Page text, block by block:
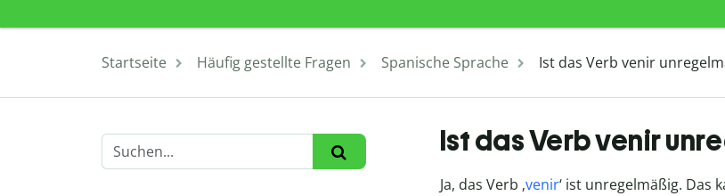
Startseite Häufig gestellte Fragen Spanische Sprache Ist das Verb venir
Ist das Verb venir
Ja, das Verb ‚venir‘ ist unregelmäßig. Das